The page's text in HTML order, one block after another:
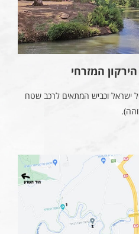
המזרחי
ישראל וכביש המתאים לרכב שטח